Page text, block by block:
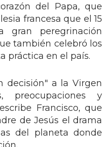
del Papa, que
francesa que el 15
gran peregrinación
también celebró los
práctica en el país.
decisión" a la Virgen
preocupaciones y
Francisco, que
de Jesús el drama
del planeta donde